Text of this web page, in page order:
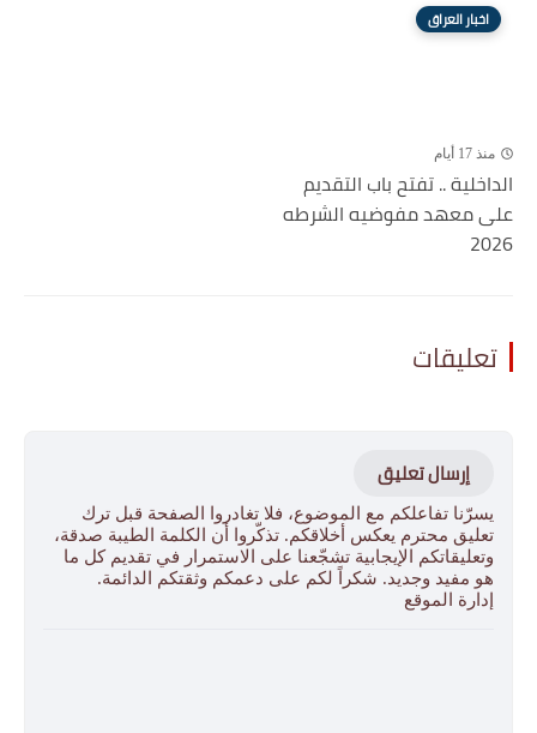
اخبار العراق
منذ 17 أيام
الداخلية .. تفتح باب التقديم
على معهد مفوضيه الشرطه
2026
تعليقات
إرسال تعليق
يسرّنا تفاعلكم مع الموضوع، فلا تغادروا الصفحة قبل ترك
تعليق محترم يعكس أخلاقكم. تذكّروا أن الكلمة الطيبة صدقة،
وتعليقاتكم الإيجابية تشجّعنا على الاستمرار في تقديم كل ما
هو مفيد وجديد. شكراً لكم على دعمكم وثقتكم الدائمة.
إدارة الموقع